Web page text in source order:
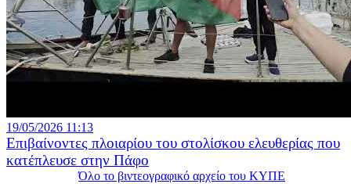
19/05/2026 11:13
Επιβαίνοντες πλοιαρίου του στολίσκου ελευθερίας που
κατέπλευσε στην Πάφο
Όλο το βιντεογραφικό αρχείο του ΚΥΠΕ